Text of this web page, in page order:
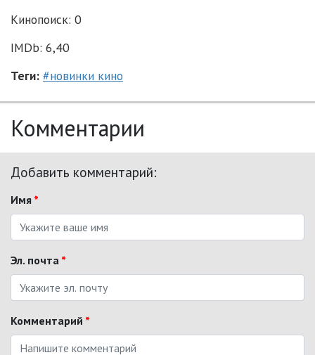
Кинопоиск: 0
IMDb: 6,40
Теги: #новинки кино
Комментарии
Добавить комментарий:
Имя *
Эл. почта *
Комментарий *